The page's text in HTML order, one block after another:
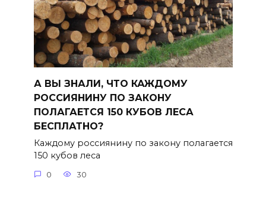
А ВЫ ЗНАЛИ, ЧТО КАЖДОМУ
РОССИЯНИНУ ПО ЗАКОНУ
ПОЛАГАЕТСЯ 150 КУБОВ ЛЕСА
БЕСПЛАТНО?
Каждому россиянину по закону полагается
150 кубов леса
0 30